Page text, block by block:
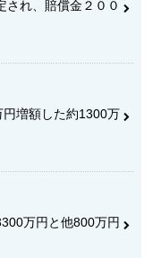
され、賠償金２００
増額した約1300万
万円と他800万円